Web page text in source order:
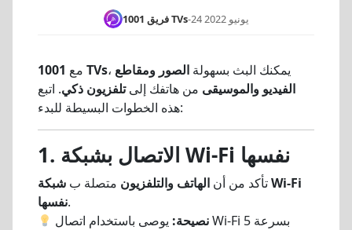
فريق 1001 TVs- 24 يونيو 2022
مع 1001 TVs ، يمكنك البث بسهولة الصور ومقاطع
الفيديو والموسيقى من هاتفك إلىتلفزيون ذكي. اتبع
هذه الخطوات البسيطة للبدء:
1. الاتصال بشبكة Wi-Fi نفسها
تأكد من أن الهاتف والتلفزيون متصلة ب شبكة Wi-Fi
نفسها.
نصيحة: يوصى باستخدام اتصال Wi-Fi بسرعة 5